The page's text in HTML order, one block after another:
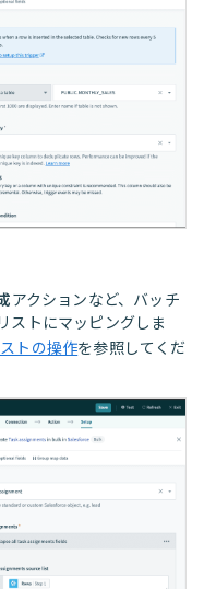
アクションなど、バッチ
ストにマッピングしま
トの操作を参照してくだ